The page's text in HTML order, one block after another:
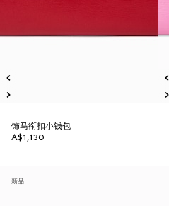
饰马衔扣小钱包
A$1,130
新品